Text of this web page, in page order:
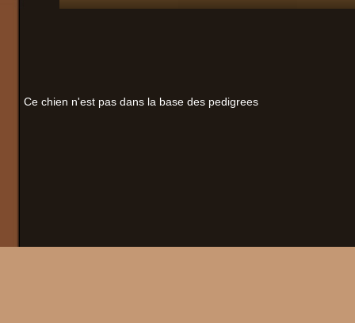
Ce chien n'est pas dans la base des pedigrees